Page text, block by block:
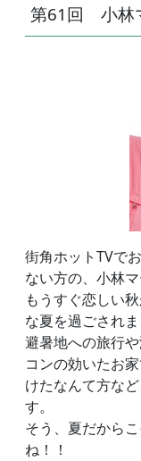
第61回 小林
街角ホットTVで
ない方の、小林マ
もうすぐ恋しい
な夏を過ごされ
避暑地への旅行
コンの効いたお
けたなんて方な
す。
そう、夏だから
ね！！